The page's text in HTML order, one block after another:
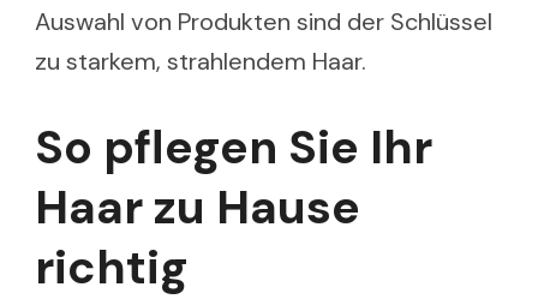
Auswahl von Produkten sind der Schlüssel
zu starkem, strahlendem Haar.
So pflegen Sie Ihr
Haar zu Hause
richtig